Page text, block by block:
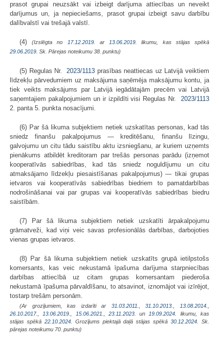
prasot grupai neuzsākt vai izbeigt darījuma attiecības un neveikt
darījumus un, ja nepieciešams, prasot grupai izbeigt savu darbību
dalībvalstī vai trešajā valstī.
(4)(Izslēgta no 17.12.2019. ar 13.06.2019 . likumu, kas stājas spēkā
29.06.2019. Sk. Pārejas noteikumu 38. punktu)
(5) Regulas Nr.2023/1113 prasības neattiecas uz Latvijā veiktiem
līdzekļu pārvedumiem uz maksājuma saņēmēja maksājumu kontu, ja
tiek veikts maksājums par Latvijā iegādātajām precēm vai Latvijā
saņemtajiem pakalpojumiem un ir izpildīti visi Regulas Nr. 2023/1113
2. panta 5. punkta nosacījumi.
(6) Par šā likuma subjektiem netiek uzskatītas personas, kad tās
sniedz finanšu pakalpojumus — kreditēšanu, finanšu līzingu,
galvojumu un citu tādu saistību aktu izsniegšanu, ar kuriem uzņemts
pienākums atbildēt kreditoram par trešās personas parādu (izņemot
kooperatīvās sabiedrības, kad tās sniedz noguldījumu un citu
atmaksājamo līdzekļu piesaistīšanas pakalpojumus) — tikai grupas
ietvaros vai kooperatīvās sabiedrības biedriem to pamatdarbības
nodrošināšanai vai par grupas vai kooperatīvās sabiedrības biedru
saistībām.
(7) Par šā likuma subjektiem netiek uzskatīti ārpakalpojumu
grāmatveži, kad viņi veic savas profesionālās darbības, darbojoties
vienas grupas ietvaros.
(8) Par šā likuma subjektiem netiek uzskatīts grupā ietilpstošs
komersants, kas veic nekustamā īpašuma darījuma starpniecības
darbības attiecībā uz citam grupas komersantam piederoša
nekustamā īpašuma pārvaldīšanu, to atsavinot, iznomājot vai izīrējot,
tostarp trešām personām.
(Ar grozījumiem, kas izdarīti ar 31.03.2011. ,31.10.2013. 13.08.2014.
26.10.2017.
13.06.2019. 15.06.2021. 23.11.2023. un 19.09.2024 . likumu, kas
stājas spēkā 22.10.2024. Grozījums piektajā daļā stājas spēkā30.12.2024.
Sk.
pārejas noteikumu 70. punktu)